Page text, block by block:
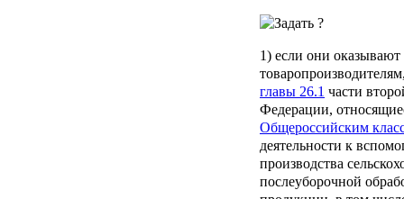
1) если они оказывают
главы 26.1 части
Федерации,
Общероссийским
деятельности к
производства
послеуборочной